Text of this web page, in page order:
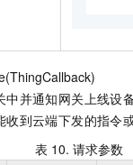
中并通知网关上线设
到云端下发的指令
表 10. 请求参数